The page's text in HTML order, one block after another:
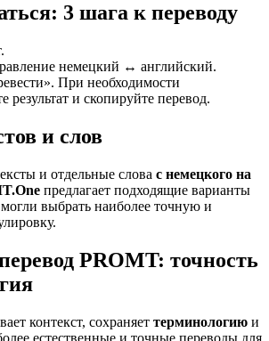
3 шага к переводу
немецкий ↔ английский.
При необходимости
результат и скопируйте перевод.
и слов
и отдельные слова с немецкого на
предлагает подходящие варианты
выбрать наиболее точную и
PROMT: точность
контекст, сохраняет терминологию и
естественные и точные переводы для